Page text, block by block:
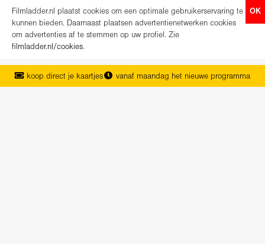
OK
Filmladder.nl plaatst cookies om een optimale gebruikerservaring te
kunnen bieden. Daarnaast plaatsen advertentienetwerken cookies
om advertenties af te stemmen op uw profiel. Zie
filmladder.nl/cookies.
koop direct je kaartjes
vanaf maandag het nieuwe programma
het complete overzicht van Nederland